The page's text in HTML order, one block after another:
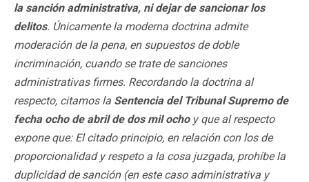
la sanción administrativa, ni dejar de sancionar los
delitos. Únicamente la moderna doctrina admite
moderación de la pena, en supuestos de doble
incriminación, cuando se trate de sanciones
administrativas firmes. Recordando la doctrina al
respecto, citamos la Sentencia del Tribunal Supremo de
fecha ocho de abril de dos mil ochoy que al respecto
expone que: El citado principio, en relación con los de
proporcionalidad y respeto a la cosa juzgada, prohíbe la
duplicidad de sanción (en este caso administrativa y